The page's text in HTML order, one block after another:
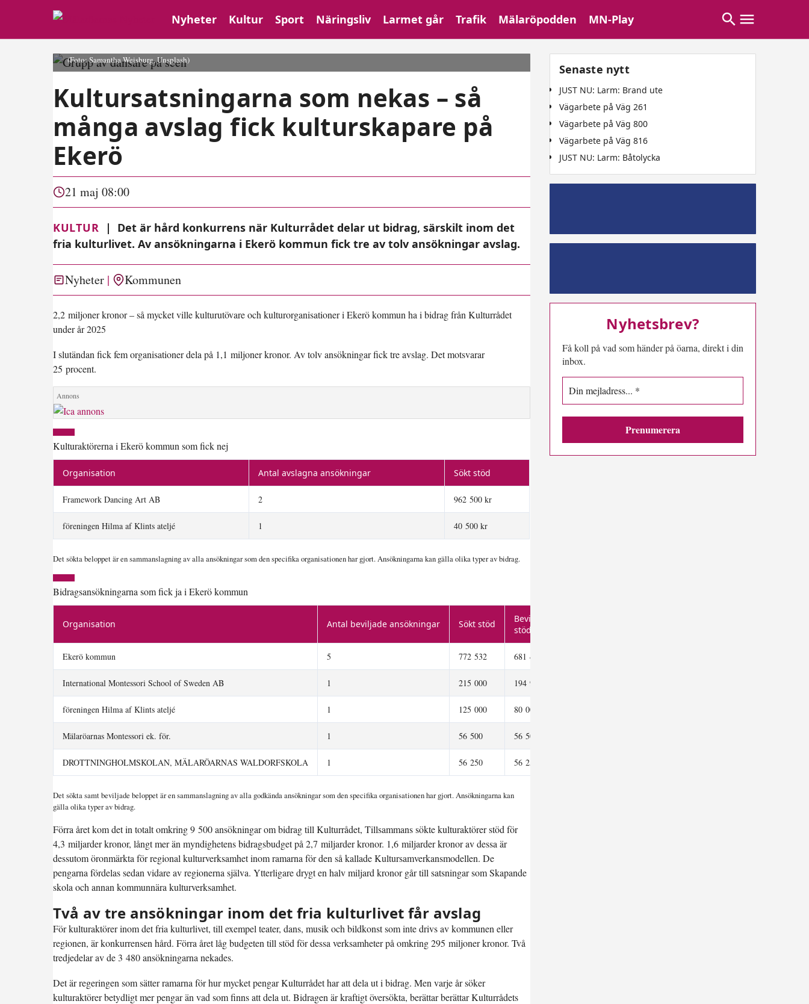
Nyheter Kultur Sport Näringsliv Larmet går Trafik Mälaröpodden MN-Play
(Foto: Samantha Weisburg, Unsplash)
Kultursatsningarna som nekas – så
många avslag fick kulturskapare på
Ekerö
21 maj 08:00
KULTUR |
Det är hård konkurrens när Kulturrådet delar ut bidrag, särskilt inom det
fria kulturlivet. Av ansökningarna i Ekerö kommun fick tre av tolv ansökningar avslag.
Nyheter Kommunen
2,2 miljoner kronor – så mycket ville kulturutövare och kulturorganisationer i Ekerö kommun ha i bidrag från Kulturrådet
under år 2025
I slutändan fick fem organisationer dela på 1,1 miljoner kronor. Av tolv ansökningar fick tre avslag. Det motsvarar
25 procent.
Kulturaktörerna i Ekerö kommun som fick nej
Organisation Antal avslagna ansökningar Sökt stöd
Framework Dancing Art AB 2 962 500 kr
föreningen Hilma af Klints ateljé 1 40 500 kr
Det sökta beloppet är en sammanslagning av alla ansökningar som den specifika organisationen har gjort. Ansökningarna kan gälla olika typer av bidrag.
Bidragsansökningarna som fick ja i Ekerö kommun
Organisation Antal beviljade ansökningar Sökt stöd
Beviljat
stöd
Ekerö kommun 5 772 532 681 432
International Montessori School of Sweden AB 1 215 000 194 900
föreningen Hilma af Klints ateljé 1 125 000 80 000
Mälaröarnas Montessori ek. för. 1 56 500 56 500
DROTTNINGHOLMSKOLAN, MÄLARÖARNAS WALDORFSKOLA 1 56 250 56 250
Det sökta samt beviljade beloppet är en sammanslagning av alla godkända ansökningar som den specifika organisationen har gjort. Ansökningarna kan
gälla olika typer av bidrag.
Förra året kom det in totalt omkring 9 500 ansökningar om bidrag till Kulturrådet, Tillsammans sökte kulturaktörer stöd för
4,3 miljarder kronor, långt mer än myndighetens bidragsbudget på 2,7 miljarder kronor. 1,6 miljarder kronor av dessa är
dessutom öronmärkta för regional kulturverksamhet inom ramarna för den så kallade Kultursamverkansmodellen. De
pengarna fördelas sedan vidare av regionerna själva. Ytterligare drygt en halv miljard kronor går till satsningar som Skapande
skola och annan kommunnära kulturverksamhet.
Två av tre ansökningar inom det fria kulturlivet får avslag
För kulturaktörer inom det fria kulturlivet, till exempel teater, dans, musik och bildkonst som inte drivs av kommunen eller
regionen, är konkurrensen hård. Förra året låg budgeten till stöd för dessa verksamheter på omkring 295 miljoner kronor. Två
tredjedelar av de 3 480 ansökningarna nekades.
Det är regeringen som sätter ramarna för hur mycket pengar Kulturrådet har att dela ut i bidrag. Men varje år söker
kulturaktörer betydligt mer pengar än vad som finns att dela ut. Bidragen är kraftigt översökta, berättar berättar Kulturrådets
Senaste nytt
JUST NU: Larm: Brand ute
Vägarbete på Väg 261
Vägarbete på Väg 800
Vägarbete på Väg 816
JUST NU: Larm: Båtolycka
Nyhetsbrev?
Få koll på vad som händer på öarna, direkt i din
inbox.